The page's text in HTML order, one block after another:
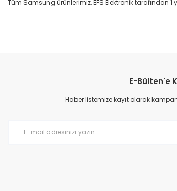
Tüm Samsung ürünlerimiz, EFS Elektronik tarafından 1
E-Bülten'e
Haber listemize kayıt olarak